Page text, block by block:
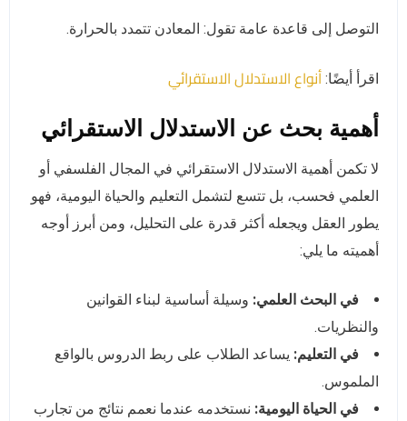
التوصل إلى قاعدة عامة تقول: المعادن تتمدد بالحرارة.
اقرأ أيضًا: أنواع الاستدلال الاستقرائي
أهمية بحث عن الاستدلال الاستقرائي
لا تكمن أهمية الاستدلال الاستقرائي في المجال الفلسفي أو
العلمي فحسب، بل تتسع لتشمل التعليم والحياة اليومية، فهو
يطور العقل ويجعله أكثر قدرة على التحليل، ومن أبرز أوجه
أهميته ما يلي:
في البحث العلمي: وسيلة أساسية لبناء القوانين
والنظريات.
في التعليم: يساعد الطلاب على ربط الدروس بالواقع
الملموس.
في الحياة اليومية: نستخدمه عندما نعمم نتائج من تجارب